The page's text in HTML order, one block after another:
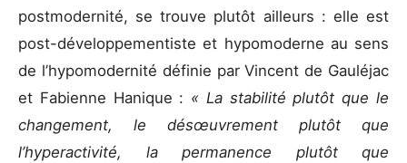
postmodernité, se trouve plutôt ailleurs : elle est
post-développementiste et hypomoderne au sens
de l’hypomodernité définie par Vincent de Gauléjac
et Fabienne Hanique : « La stabilité plutôt que le
changement, le désœuvrement plutôt que
l’hyperactivité, la permanence plutôt que